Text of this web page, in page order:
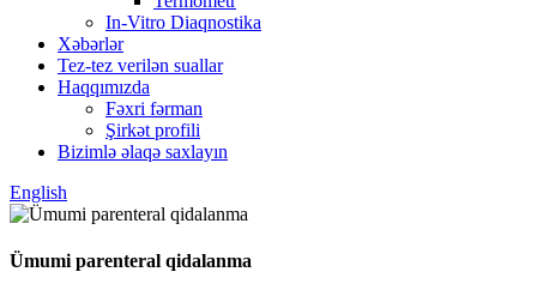
In-Vitro Diaqnostika
Xəbərlər
Tez-tez verilən suallar
Haqqımızda
Fəxri fərman
Şirkət profili
Bizimlə əlaqə saxlayın
English
Ümumi parenteral qidalanma